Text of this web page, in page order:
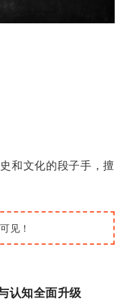
和文化的段子手，擅
见！
认知全面升级